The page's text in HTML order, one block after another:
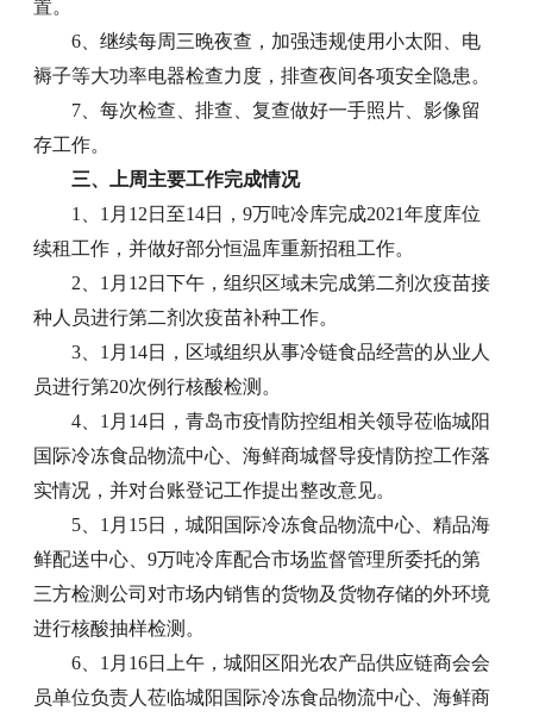
置。
6、继续每周三晚夜查，加强违规使用小太阳、电
褥子等大功率电器检查力度，排查夜间各项安全隐患。
7、每次检查、排查、复查做好一手照片、影像留
存工作。
三、上周主要工作完成情况
1、1月12日至14日，9万吨冷库完成2021年度库位
续租工作，并做好部分恒温库重新招租工作。
2、1月12日下午，组织区域未完成第二剂次疫苗接
种人员进行第二剂次疫苗补种工作。
3、1月14日，区域组织从事冷链食品经营的从业人
员进行第20次例行核酸检测。
4、1月14日，青岛市疫情防控组相关领导莅临城阳
国际冷冻食品物流中心、海鲜商城督导疫情防控工作落
实情况，并对台账登记工作提出整改意见。
5、1月15日，城阳国际冷冻食品物流中心、精品海
鲜配送中心、9万吨冷库配合市场监督管理所委托的第
三方检测公司对市场内销售的货物及货物存储的外环境
进行核酸抽样检测。
6、1月16日上午，城阳区阳光农产品供应链商会会
员单位负责人莅临城阳国际冷冻食品物流中心、海鲜商